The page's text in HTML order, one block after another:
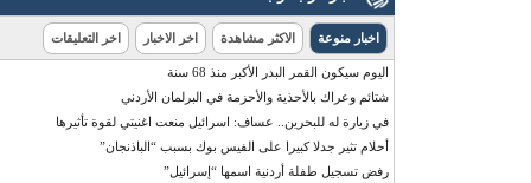
اخبار منوعة الاكثر مشاهدة اخر الاخبار اخر التعليقات
اليوم سيكون القمر البدر الأكبر منذ 68 سنة
شتائم وعراك بالأحذية والأحزمة في البرلمان الأردني
في زيارة له للبحرين.. عساف: اسرائيل منعت اغنيتي لقوة تأثيرها
أحلام تثير جدلا كبيرا على الفيس بوك بسبب “الباذنجان”
رفض تسجيل طفلة أردنية اسمها “إسرائيل”